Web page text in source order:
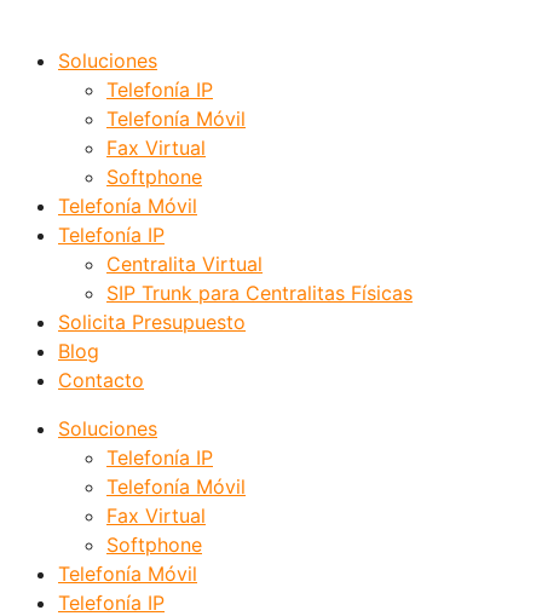
Soluciones
Telefonía IP
Telefonía Móvil
Fax Virtual
Softphone
Telefonía Móvil
Telefonía IP
Centralita Virtual
SIP Trunk para Centralitas Físicas
Solicita Presupuesto
Blog
Contacto
Soluciones
Telefonía IP
Telefonía Móvil
Fax Virtual
Softphone
Telefonía Móvil
Telefonía IP